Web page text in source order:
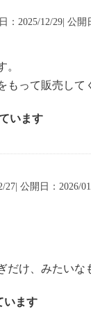
：2025/12/29| 公開
って販売して
います
公開日：2026/01/
け、みたいな
います